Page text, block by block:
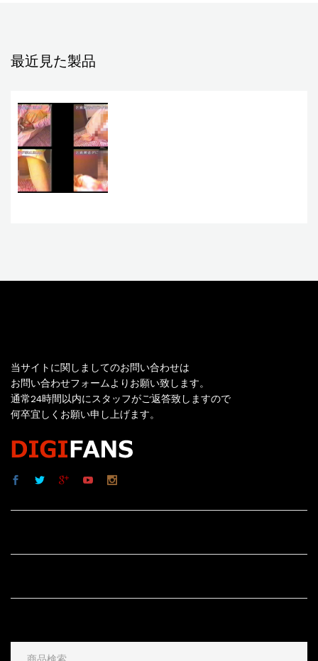
最近見た製品
当サイトに関しましてのお問い合わせは
お問い合わせフォームよりお願い致します。
通常24時間以内にスタッフがご返答致しますので
何卒宜しくお願い申し上げます。
検